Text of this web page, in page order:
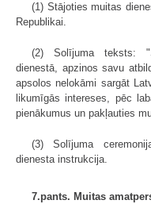
(1) Stājoties muitas
Republikai.
(2) Solījuma teksts:
dienestā, apzinos savu
apsolos nelokāmi sargāt
likumīgās intereses, pēc
pienākumus un pakļauties
(3) Solījuma
dienesta instrukcija.
7.pants. Muitas